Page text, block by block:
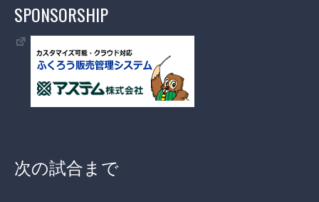
SPONSORSHIP
次の試合まで